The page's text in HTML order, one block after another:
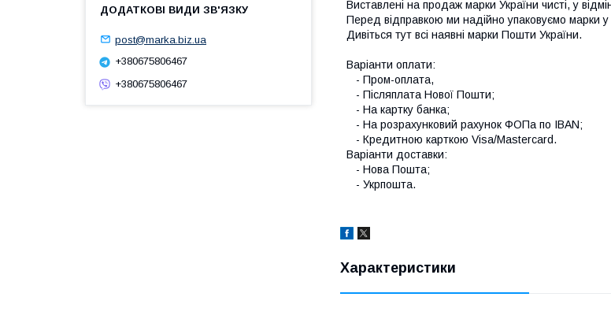
Виставлені на продаж марки України чисті, у
Перед відправкою ми надійно упаковуємо марки
Дивіться тут всі наявні марки Пошти України.
Варіанти оплати:
- Пром-оплата,
- Післяплата Нової Пошти;
- На картку банка;
- На розрахунковий рахунок ФОПа по IBAN;
- Кредитною карткою Visa/Mastercard.
Варіанти доставки:
- Нова Пошта;
- Укрпошта.
Характеристики
post@marka.biz.ua
+380675806467
+380675806467